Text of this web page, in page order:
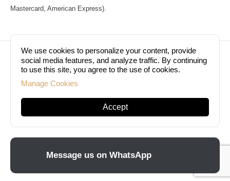
Mastercard, American Express).
© Copyright 2026. Dermaestetica Berlin. All rights
reserved!
We use cookies to personalize your content, provide
social media features, and analyze traffic. By continuing
to use this site, you agree to the use of cookies.
Manage Cookies
Accept
Message us on WhatsApp